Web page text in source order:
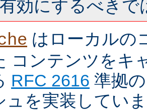
効にするべきで
はローカルの
コンテンツをキ
RFC 2616 準拠
ュを実装してい